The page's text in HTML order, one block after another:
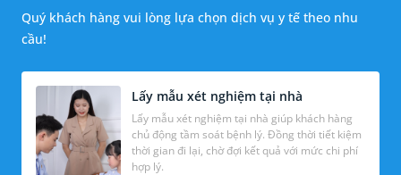
Quý khách hàng vui lòng lựa chọn dịch vụ y tế theo nhu
cầu!
Lấy mẫu xét nghiệm tại nhà
Lấy mẫu xét nghiệm tại nhà giúp khách hàng
chủ động tầm soát bệnh lý. Đồng thời tiết kiệm
thời gian đi lại, chờ đợi kết quả với mức chi phí
hợp lý.